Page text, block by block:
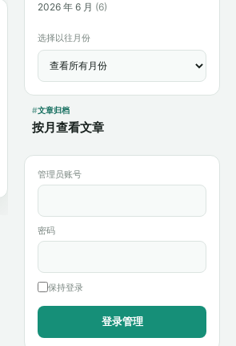
2026 年 6 月 (6)
选择以往月份
文章归档
按月查看文章
管理员账号
密码
保持登录